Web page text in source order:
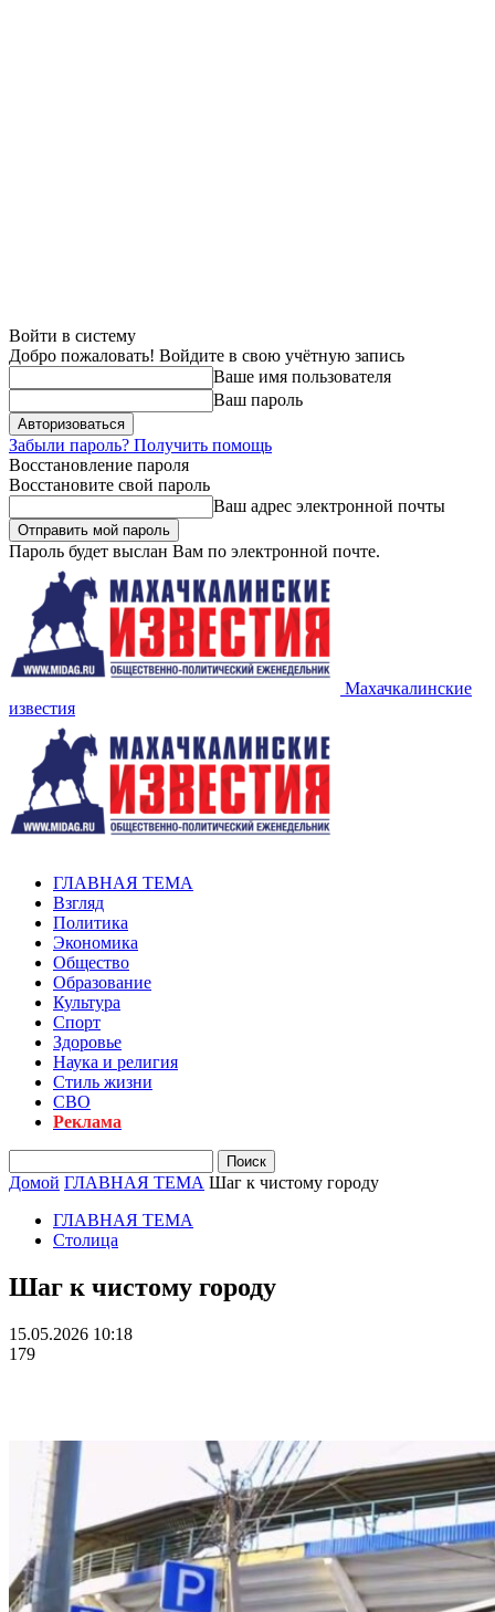
Войти в систему
Добро пожаловать! Войдите в свою учётную запись
Ваше имя пользователя
Ваш пароль
Забыли пароль? Получить помощь
Восстановление пароля
Восстановите свой пароль
Ваш адрес электронной почты
Пароль будет выслан Вам по электронной почте.
Махачкалинские
известия
ГЛАВНАЯ ТЕМА
Взгляд
Политика
Экономика
Общество
Образование
Культура
Спорт
Здоровье
Наука и религия
Стиль жизни
СВО
Реклама
Домой ГЛАВНАЯ ТЕМА Шаг к чистому городу
ГЛАВНАЯ ТЕМА
Столица
Шаг к чистому городу
15.05.2026 10:18
179